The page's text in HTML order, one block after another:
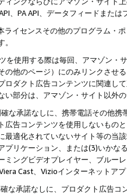
、PA API、データフィードまた
ライセンスその他のプログラム・
を使用する際は毎回、アマゾン
の他のページ）にのみリンクさせ
ロダクト広告コンテンツに関連し
い部分は、アマゾン・サイト以外
な承諾なしに、携帯電話その他
広告コンテンツを使用しないもの
最適化されていないサイト等の当
プリケーション、または(3)いか
ミングビデオプレイヤー、ブルー
Cast、Vizioインターネットア
な承諾なしに、プロダクト広告